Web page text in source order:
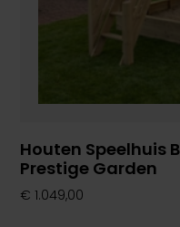
Houten Speelhuis
Prestige Garden
€ 1.049,00